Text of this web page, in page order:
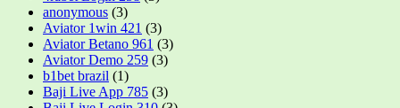
anonymous (3)
Aviator 1win 421 (3)
Aviator Betano 961 (3)
Aviator Demo 259 (3)
b1bet brazil (1)
Baji Live App 785 (3)